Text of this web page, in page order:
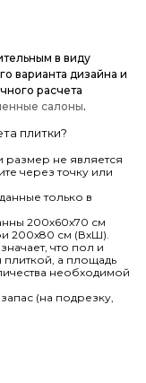
в виду
варианта дизайна и
расчета
салоны.
плитки?
размер не является
через точку или
только в
200х60х70 см
200х80 см (ВхШ).
что пол и
плиткой, а площадь
необходимой
(на подрезку,